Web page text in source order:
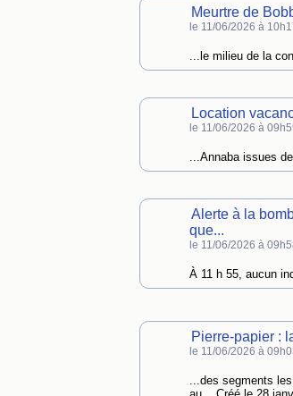
Meurtre de
le 11/06/2026 à
...le milieu de la
Location
le 11/06/2026 à
...Annaba issues
Alerte à la
que...
le 11/06/2026 à
À 11 h 55, aucun
Pierre-papier :
le 11/06/2026 à
...des segments